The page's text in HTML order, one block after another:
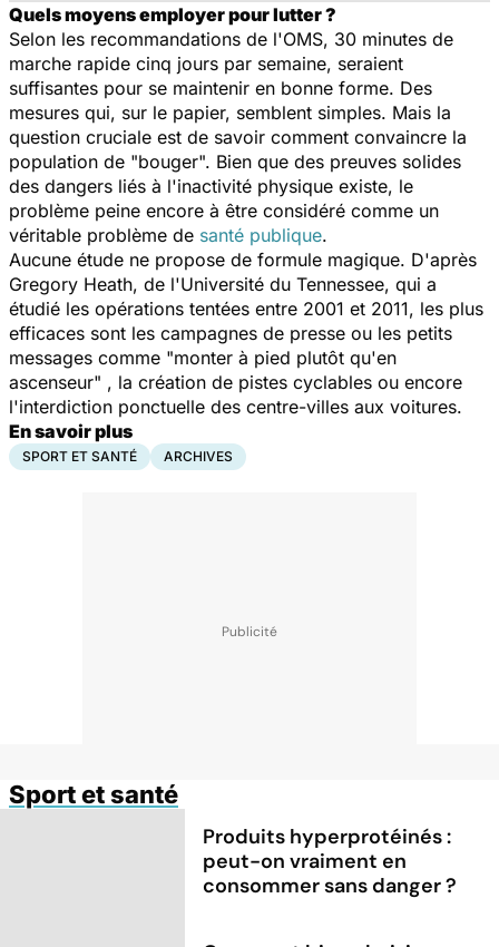
Quels moyens employer pour lutter ?
Selon les recommandations de l'OMS, 30 minutes de
marche rapide cinq jours par semaine, seraient
suffisantes pour se maintenir en bonne forme. Des
mesures qui, sur le papier, semblent simples. Mais la
question cruciale est de savoir comment convaincre la
population de "bouger". Bien que des preuves solides
des dangers liés à l'inactivité physique existe, le
problème peine encore à être considéré comme un
véritable problème de santé publique.
Aucune étude ne propose de formule magique. D'après
Gregory Heath, de l'Université du Tennessee, qui a
étudié les opérations tentées entre 2001 et 2011, les plus
efficaces sont les campagnes de presse ou les petits
messages comme "monter à pied plutôt qu'en
ascenseur" , la création de pistes cyclables ou encore
l'interdiction ponctuelle des centre-villes aux voitures.
En savoir plus
SPORT ET SANTÉ ARCHIVES
Sport et santé
Produits hyperprotéinés :
peut-on vraiment en
consommer sans danger ?